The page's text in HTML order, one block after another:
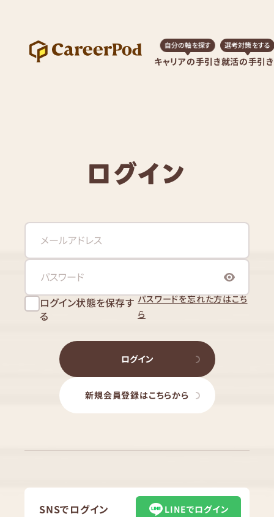
キャリアの手引き
自分の軸を探す
就活の手引き
選考対策をする
ログイン
ログイン状態を保存す
る
パスワードを忘れた方はこち
ら
ログイン
新規会員登録はこちらから
SNSでログイン LINEでログイン